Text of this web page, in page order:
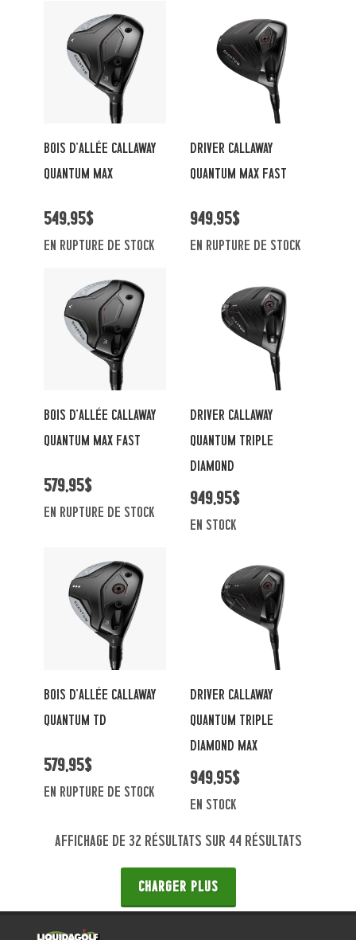
BOIS D'ALLÉE CALLAWAY
QUANTUM MAX
549,95$
En rupture de stock
DRIVER CALLAWAY
QUANTUM MAX FAST
949,95$
En rupture de stock
BOIS D'ALLÉE CALLAWAY
QUANTUM MAX FAST
579,95$
En rupture de stock
DRIVER CALLAWAY
QUANTUM TRIPLE
DIAMOND
949,95$
en stock
BOIS D'ALLÉE CALLAWAY
QUANTUM TD
579,95$
En rupture de stock
DRIVER CALLAWAY
QUANTUM TRIPLE
DIAMOND MAX
949,95$
en stock
Affichage de 32 résultats sur 44 résultats
CHARGER PLUS